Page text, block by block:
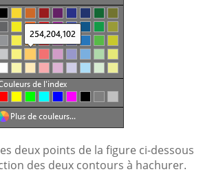
deux points de la figure ci-dessous
des deux contours à hachurer.